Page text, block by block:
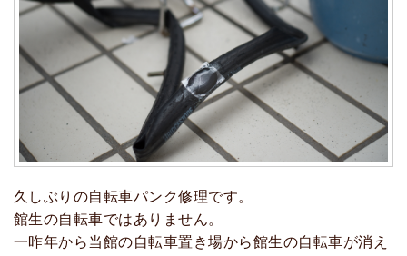
久しぶりの自転車パンク修理です。
館生の自転車ではありません。
一昨年から当館の自転車置き場から館生の自転車が消え